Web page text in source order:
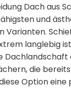
Dachaus
und
Varianten.
langlebig
Dachlandschaft
die
Option eine